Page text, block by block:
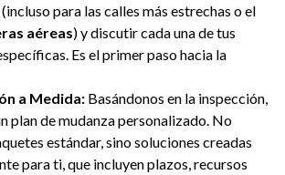
para las calles más estrechas o el
aéreas) y discutir cada una de tus
Es el primer paso hacia la
a Medida: Basándonos en la inspección,
plan de mudanza personalizado. No
estándar, sino soluciones creadas
para ti, que incluyen plazos, recursos